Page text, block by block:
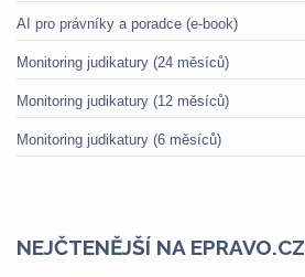
AI pro právníky a poradce (e-book)
Monitoring judikatury (24 měsíců)
Monitoring judikatury (12 měsíců)
Monitoring judikatury (6 měsíců)
NEJČTENĚJŠÍ NA EPRAVO.CZ